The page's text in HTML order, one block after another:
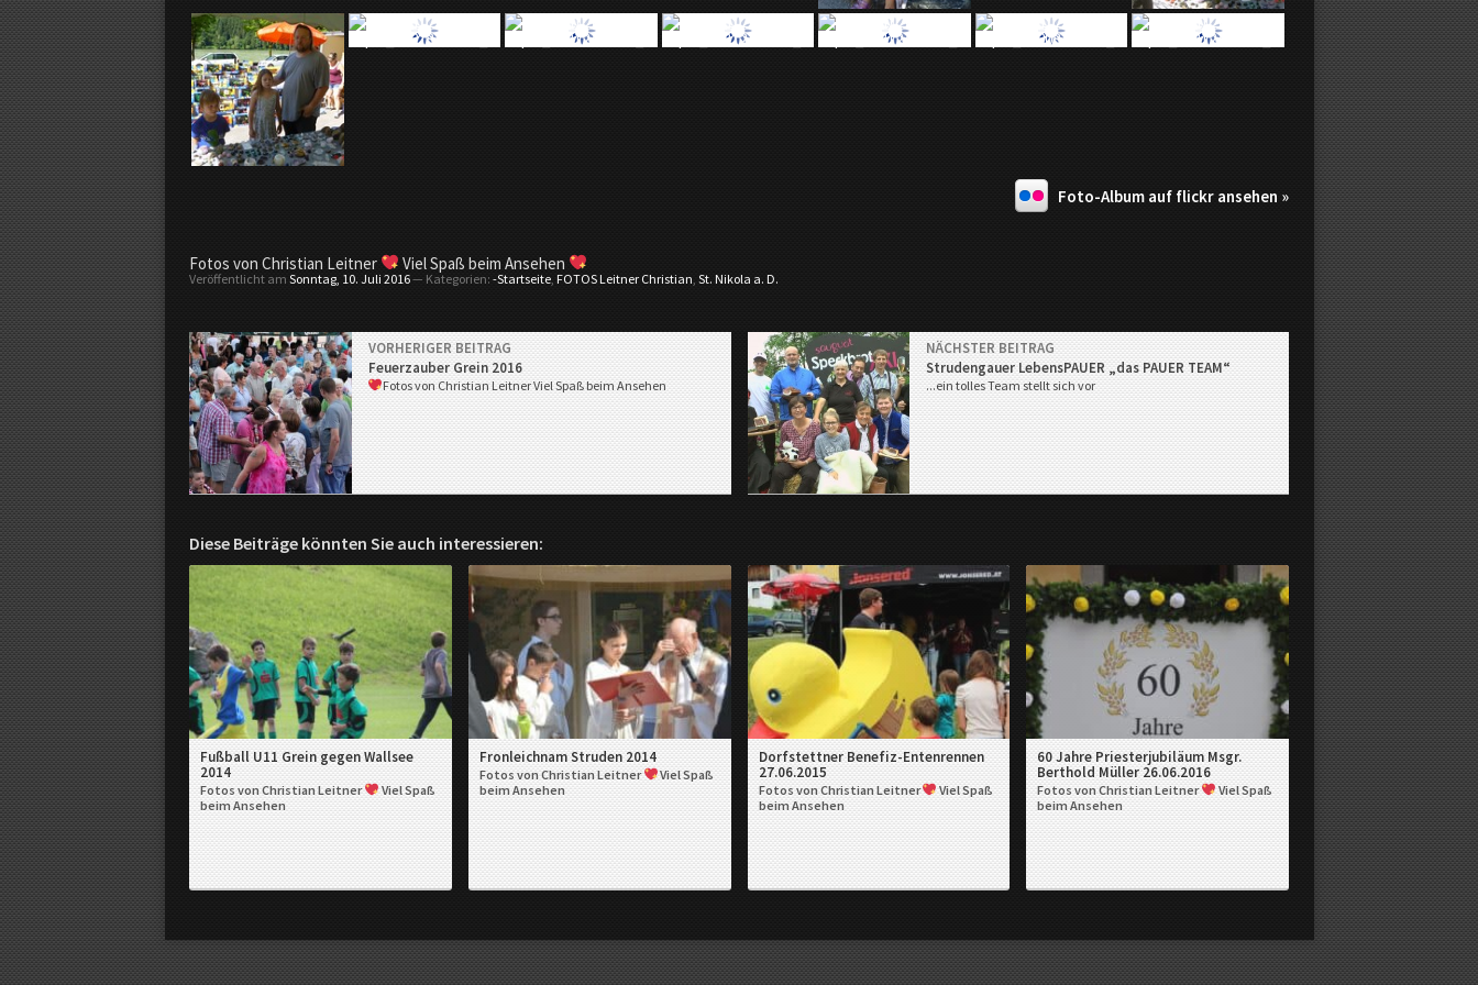
g
a
u
.
t
v
…
m
e
h
T
V
u
s
d
e
R
e
g
o
n
Foto-Album auf flickr ansehen »
Fotos von Christian Leitner Viel Spaß beim Ansehen
Veröffentlicht am Sonntag, 10. Juli 2016— Kategorien: -Startseite, FOTOS Leitner Christian, St. Nikola a. D.
VORHERIGER BEITRAG
Feuerzauber Grein 2016
Fotos von Christian LeitnerViel Spaß beim Ansehen
NÄCHSTER BEITRAG
Strudengauer LebensPAUER „das PAUER TEAM“
...ein tolles Team stellt sich vor
Diese Beiträge könnten Sie auch interessieren:
Fußball U11 Grein gegen Wallsee
2014
Fotos von Christian Leitner
Viel Spaß
beim Ansehen
Fronleichnam Struden 2014
Fotos von Christian Leitner
Viel Spaß
beim Ansehen
Dorfstettner Benefiz-Entenrennen
27.06.2015
Fotos von Christian Leitner
Viel Spaß
beim Ansehen
60 Jahre Priesterjubiläum Msgr.
Berthold Müller 26.06.2016
Fotos von Christian Leitner
Viel Spaß
beim Ansehen